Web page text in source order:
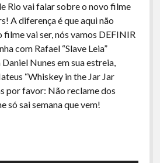
Rio vai falar sobre o novo filme
A diferença é que aqui não
filme vai ser, nós vamos DEFINIR
com Rafael “Slave Leia”
Nunes em sua estreia,
“Whiskey in the Jar Jar
por favor: Não reclame dos
só sai semana que vem!